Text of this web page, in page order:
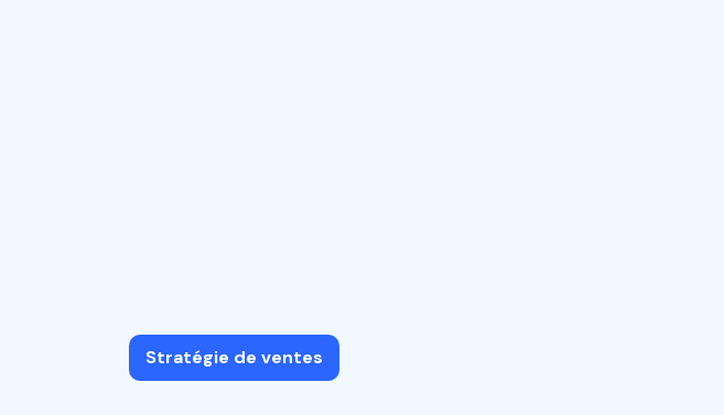
Stratégie de ventes